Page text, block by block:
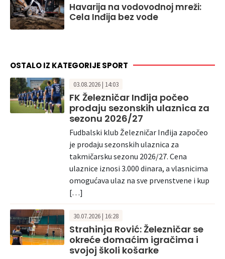
Havarija na vodovodnoj mreži:
Cela Inđija bez vode
OSTALO IZ KATEGORIJE SPORT
03.08.2026 | 14:03
FK Železničar Inđija počeo
prodaju sezonskih ulaznica za
sezonu 2026/27
Fudbalski klub Železničar Inđija započeo
je prodaju sezonskih ulaznica za
takmičarsku sezonu 2026/27. Cena
ulaznice iznosi 3.000 dinara, a vlasnicima
omogućava ulaz na sve prvenstvene i kup
[…]
30.07.2026 | 16:28
Strahinja Rović: Železničar se
okreće domaćim igračima i
svojoj školi košarke